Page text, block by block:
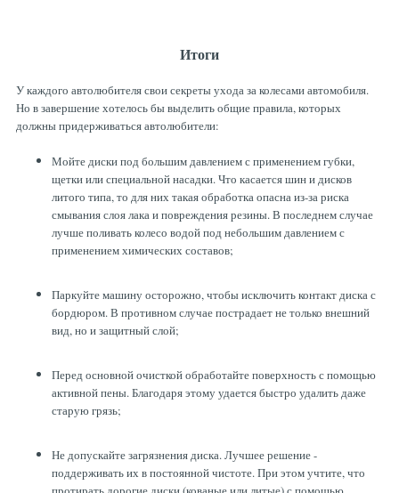
Итоги
У каждого автолюбителя свои секреты ухода за колесами автомобиля.
Но в завершение хотелось бы выделить общие правила, которых
должны придерживаться автолюбители:
Мойте диски под большим давлением с применением губки,
щетки или специальной насадки. Что касается шин и дисков
литого типа, то для них такая обработка опасна из-за риска
смывания слоя лака и повреждения резины. В последнем случае
лучше поливать колесо водой под небольшим давлением с
применением химических составов;
Паркуйте машину осторожно, чтобы исключить контакт диска с
бордюром. В противном случае пострадает не только внешний
вид, но и защитный слой;
Перед основной очисткой обработайте поверхность с помощью
активной пены. Благодаря этому удается быстро удалить даже
старую грязь;
Не допускайте загрязнения диска. Лучшее решение -
поддерживать их в постоянной чистоте. При этом учтите, что